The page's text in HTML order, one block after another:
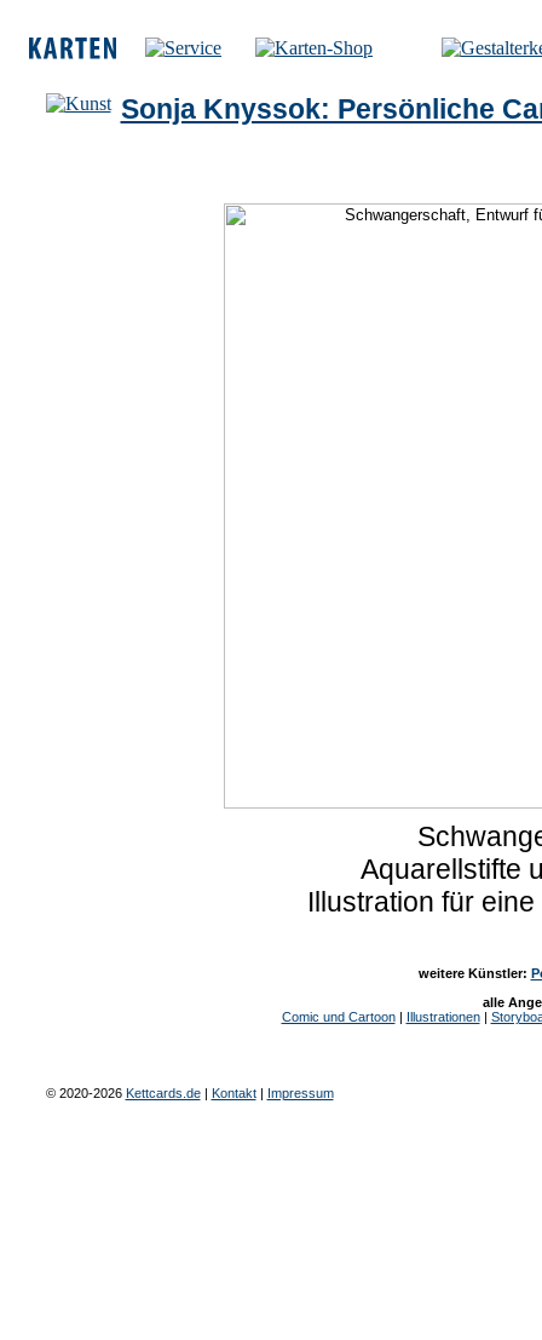
Sonja Knyssok: Persönliche
Aquarellstifte
Illustration für
weitere Künstler:
alle
Comic und Cartoon| Illustrationen|
© 2020-2026 Kettcards.de| Kontakt| Impressum